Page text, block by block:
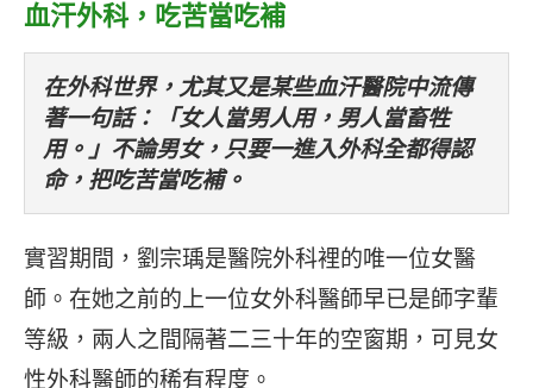
血汗外科，吃苦當吃補
在外科世界，尤其又是某些血汗醫院中流傳
著一句話：「女人當男人用，男人當畜牲
用。」不論男女，只要一進入外科全都得認
命，把吃苦當吃補。
實習期間，劉宗瑀是醫院外科裡的唯一位女醫
師。在她之前的上一位女外科醫師早已是師字輩
等級，兩人之間隔著二三十年的空窗期，可見女
性外科醫師的稀有程度。